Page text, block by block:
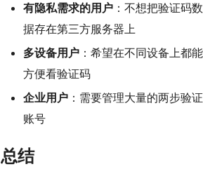
有隐私需求的用户 ：不想把验证码数
据存在第三方服务器上
多设备用户 ：希望在不同设备上都能
方便看验证码
企业用户 ：需要管理大量的两步验证
账号
总结